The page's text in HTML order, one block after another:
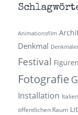
Animationsfilm
Denkmal Denkmäler
Festival
Fotografie
Installation Italien
öffentlichen Raum